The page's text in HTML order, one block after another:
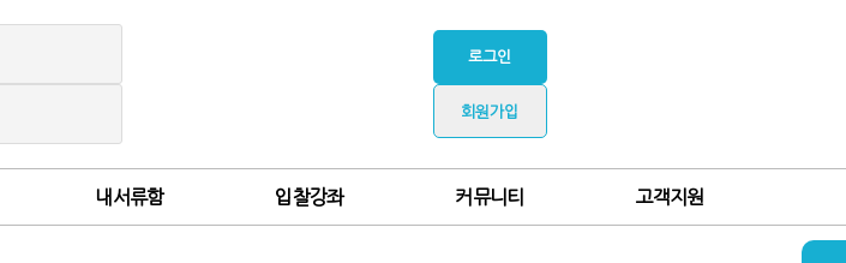
로그인
회원가입
내서류함 입찰강좌 커뮤니티 고객지원